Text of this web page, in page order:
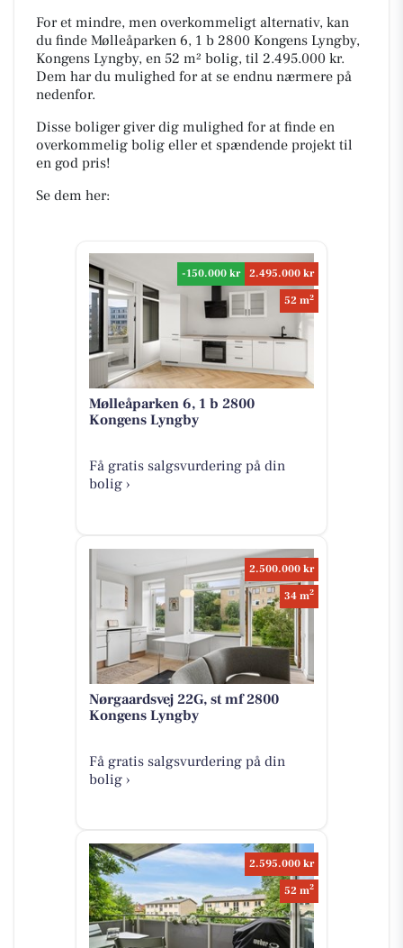
For et mindre, men overkommeligt alternativ, kan
du finde Mølleåparken 6, 1 b 2800 Kongens Lyngby,
Kongens Lyngby, en 52 m² bolig, til 2.495.000 kr.
Dem har du mulighed for at se endnu nærmere på
nedenfor.
Disse boliger giver dig mulighed for at finde en
overkommelig bolig eller et spændende projekt til
en god pris!
Se dem her:
-150.000 kr
2.495.000 kr
52 m2
Mølleåparken 6, 1 b 2800
Kongens Lyngby
Få gratis salgsvurdering på din
bolig ›
2.500.000 kr
34 m2
Nørgaardsvej 22G, st mf 2800
Kongens Lyngby
Få gratis salgsvurdering på din
bolig ›
2.595.000 kr
52 m2